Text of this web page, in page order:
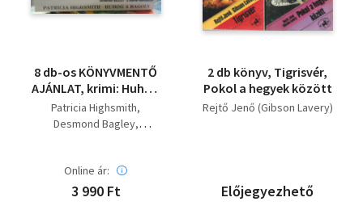
8 db-os KÖNYVMENTŐ
AJÁNLAT, krimi: Huhog
a bagoly+ A kenyai
kapcsolat+ Az
Pokol a hegyek
között+ A fehér folt+
Rókacsapda+ A sárga
Patricia Highsmith
Desmond Bagley
Frank Cockney
E. D. Biggers
Online ár:
3 990 Ft
2 db könyv, Tigrisvér,
Pokol a hegyek között
Rejtő Jenő (Gibson Lavery)
Előjegyezhető